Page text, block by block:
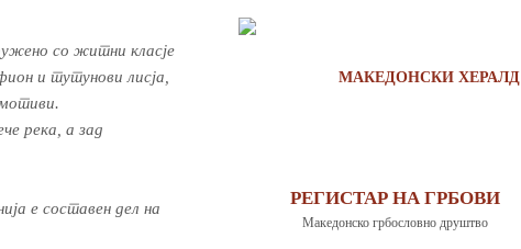
со житни класје
и тутунови лисја,
река, а зад
е составен дел на
МАКЕДОНСКИ ХЕРАЛД
РЕГИСТАР НА ГРБОВИ
Македонско грбословно друштво